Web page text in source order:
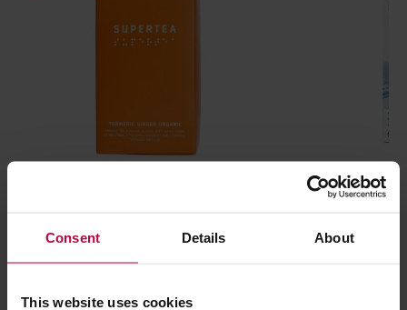
Consent Details About
This website uses cookies
Teasome -
Milk Oolong